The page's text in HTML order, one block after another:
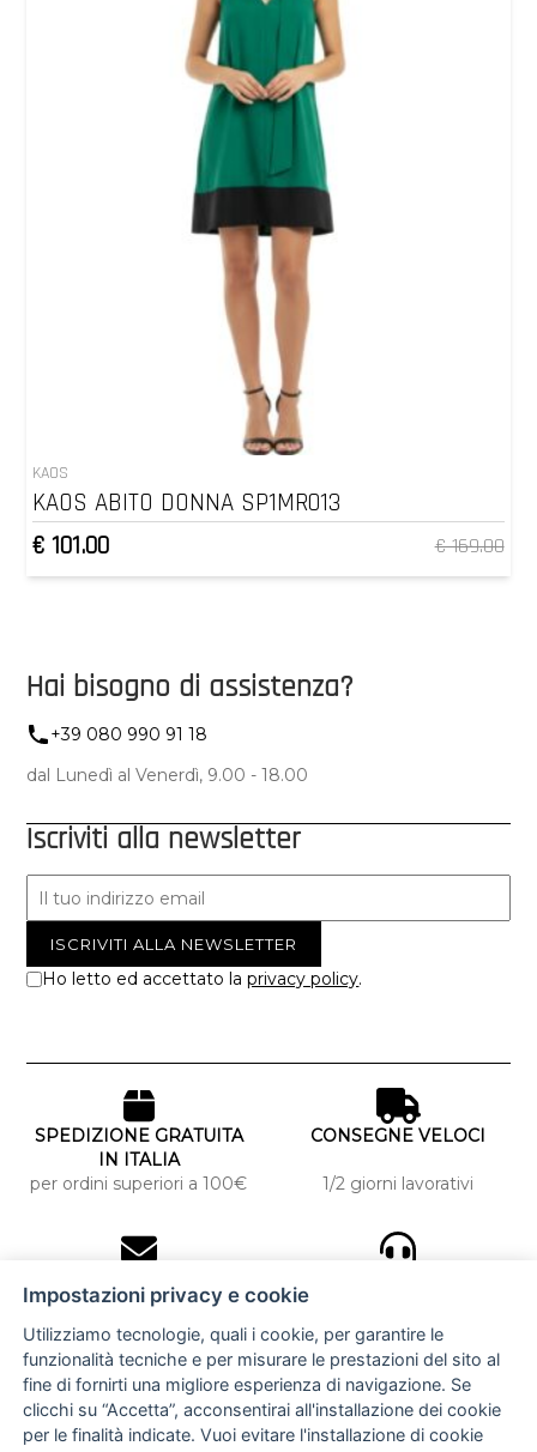
KAOS
KAOS ABITO DONNA SP1MR013
€ 101.00
€ 169.00
Hai bisogno di assistenza?
+39 080 990 91 18
dal Lunedì al Venerdì, 9.00 - 18.00
Iscriviti alla newsletter
Ho letto ed accettato laprivacy policy.
SPEDIZIONE GRATUITA
IN ITALIA
per ordini superiori a 100€
CONSEGNE VELOCI
1/2 giorni lavorativi
iscriviti alla newsletter
per tutti gli ordini
NUCCIA COSTANTINO
Impostazioni privacy e cookie
Utilizziamo tecnologie, quali i cookie, per garantire le
funzionalità tecniche e per misurare le prestazioni del sito al
fine di fornirti una migliore esperienza di navigazione. Se
clicchi su “Accetta”, acconsentirai all'installazione dei cookie
per le finalità indicate. Vuoi evitare l'installazione di cookie